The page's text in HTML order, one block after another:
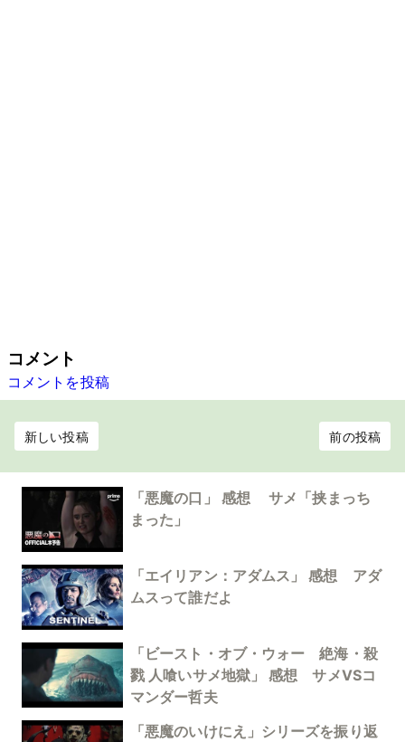
コメント
コメントを投稿
新しい投稿 前の投稿
「悪魔の口」 感想 サメ「挟まっち
まった」
「エイリアン：アダムス」 感想 アダ
ムスって誰だよ
「ビースト・オブ・ウォー 絶海・殺
戮 人喰いサメ地獄」 感想 サメVSコ
マンダー哲夫
「悪魔のいけにえ」シリーズを振り返